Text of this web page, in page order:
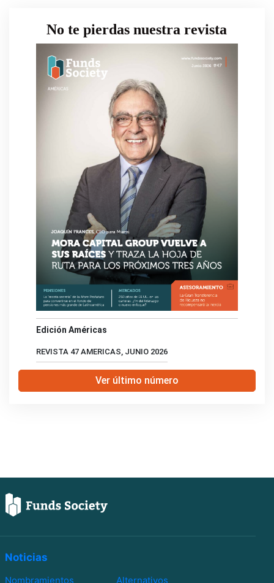
No te pierdas nuestra revista
Edición Américas
REVISTA 47 AMERICAS, JUNIO 2026
Ver último número
Noticias
Nombramientos
Alternativos